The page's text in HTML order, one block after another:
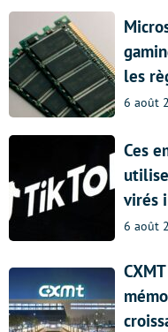
les
6 août
Ces
virés
6 août